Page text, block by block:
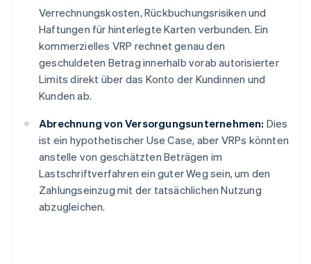
Verrechnungskosten, Rückbuchungsrisiken und
Haftungen für hinterlegte Karten verbunden. Ein
kommerzielles VRP rechnet genau den
geschuldeten Betrag innerhalb vorab autorisierter
Limits direkt über das Konto der Kundinnen und
Kunden ab.
Abrechnung von Versorgungsunternehmen: Dies
ist ein hypothetischer Use Case, aber VRPs könnten
anstelle von geschätzten Beträgen im
Lastschriftverfahren ein guter Weg sein, um den
Zahlungseinzug mit der tatsächlichen Nutzung
abzugleichen.